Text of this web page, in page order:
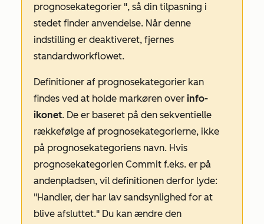
prognosekategorier ", så din tilpasning i
stedet finder anvendelse. Når denne
indstilling er deaktiveret, fjernes
standardworkflowet.
Definitioner af prognosekategorier kan
findes ved at holde markøren over info-
ikonet. De er baseret på den sekventielle
rækkefølge af prognosekategorierne, ikke
på prognosekategoriens navn. Hvis
prognosekategorien Commit f.eks. er på
andenpladsen, vil definitionen derfor lyde:
"Handler, der har lav sandsynlighed for at
blive afsluttet." Du kan ændre den